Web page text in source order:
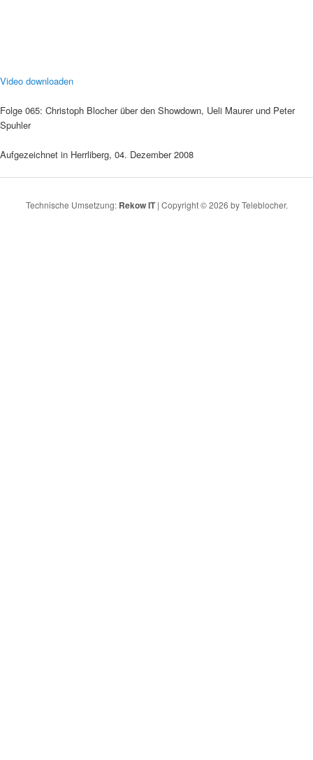
Video downloaden
Folge 065: Christoph Blocher über den Showdown, Ueli Maurer und Peter
Spuhler
Aufgezeichnet in Herrliberg, 04. Dezember 2008
Technische Umsetzung: Rekow IT| Copyright © 2026 by Teleblocher.